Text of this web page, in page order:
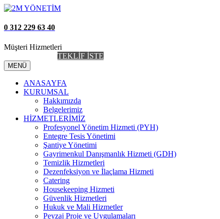
0 312 229 63 40
Müşteri Hizmetleri
TEKLİF İSTE
MENÜ
ANASAYFA
KURUMSAL
Hakkımızda
Belgelerimiz
HİZMETLERİMİZ
Profesyonel Yönetim Hizmeti (PYH)
Entegre Tesis Yönetimi
Şantiye Yönetimi
Gayrimenkul Danışmanlık Hizmeti (GDH)
Temizlik Hizmetleri
Dezenfeksiyon ve İlaçlama Hizmeti
Catering
Housekeeping Hizmeti
Güvenlik Hizmetleri
Hukuk ve Mali Hizmetler
Peyzaj Proje ve Uygulamaları